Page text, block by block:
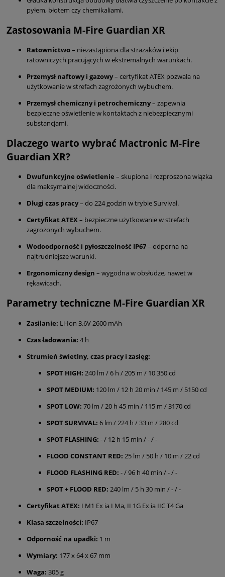
pyłem, błotem czy chemikaliami.
Zastosowania M-Fire Guardian XR
Ratownictwo– niezastąpiona dla strażaków i ekip
ratowniczych pracujących w ekstremalnych warunkach.
Przemysł naftowy i gazowy– certyfikat ATEX pozwala na
użytkowanie w strefach zagrożonych wybuchem.
Przemysł chemiczny i petrochemiczny– zapewnia
bezpieczne oświetlenie w kontaktach z niebezpiecznymi
substancjami.
Dlaczego warto wybrać Mactronic M-Fire
Guardian XR?
Dwufunkcyjne oświetlenie – skupiona i rozproszona wiązka
dla maksymalnej widoczności.
Długi czas pracy– do 224 godzin w trybie Survival.
Certyfikat ATEX– bezpieczne użytkowanie w strefach
zagrożonych wybuchem.
Wodoodporność i pyłoszczelność IP67– odporna na
najtrudniejsze warunki.
Ergonomiczny design – wygodna w obsłudze, nawet w
rękawicach.
Parametry techniczne M-Fire Guardian XR
Zasilanie: Li-Ion 3.6V 2600 mAh
Czas ładowania: 4 h
Strumień świetlny, czas pracy i zasięg:
SPOT HIGH: 240 lm / 6 h / 205 m / 10 350 cd
SPOT MEDIUM: 120 lm / 12 h 20 min / 145 m / 5150 cd
SPOT LOW: 70 lm / 20 h 45 min / 115 m / 3170 cd
SPOT SURVIVAL: 6 lm / 224 h / 33 m / 280 cd
SPOT FLASHING: - / 12 h 15 min / - / -
FLOOD CONSTANT RED: 25 lm / 50 h / 10 m / 22 cd
FLOOD FLASHING RED: - / 96 h 40 min / - / -
SPOT + FLOOD RED: 240 lm / 5 h 30 min / - / -
Certyfikat ATEX: I M1 Ex ia I Ma, II 1G Ex ia IIC T4 Ga
Klasa szczelności: IP67
Odporność na upadki: 1 m
Wymiary: 177 x 64 x 67 mm
Waga: 305 g